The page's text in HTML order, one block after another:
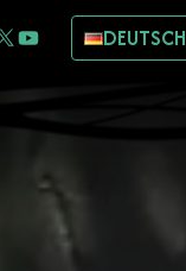
DEUTSCH